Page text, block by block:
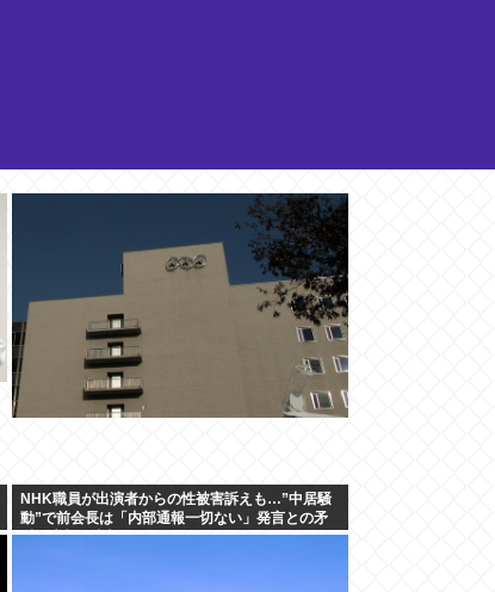
NHK職員が出演者からの性被害訴えも…”中居騒
動”で前会長は「内部通報一切ない」発言との矛
盾を広報を直撃